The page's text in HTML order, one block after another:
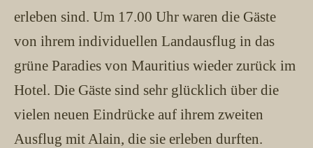
erleben sind. Um 17.00 Uhr waren die Gäste
von ihrem individuellen Landausflug in das
grüne Paradies von Mauritius wieder zurück im
Hotel. Die Gäste sind sehr glücklich über die
vielen neuen Eindrücke auf ihrem zweiten
Ausflug mit Alain, die sie erleben durften.